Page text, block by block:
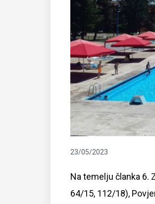
23/05/2023
Na temelju članka 6.
64/15, 112/18),